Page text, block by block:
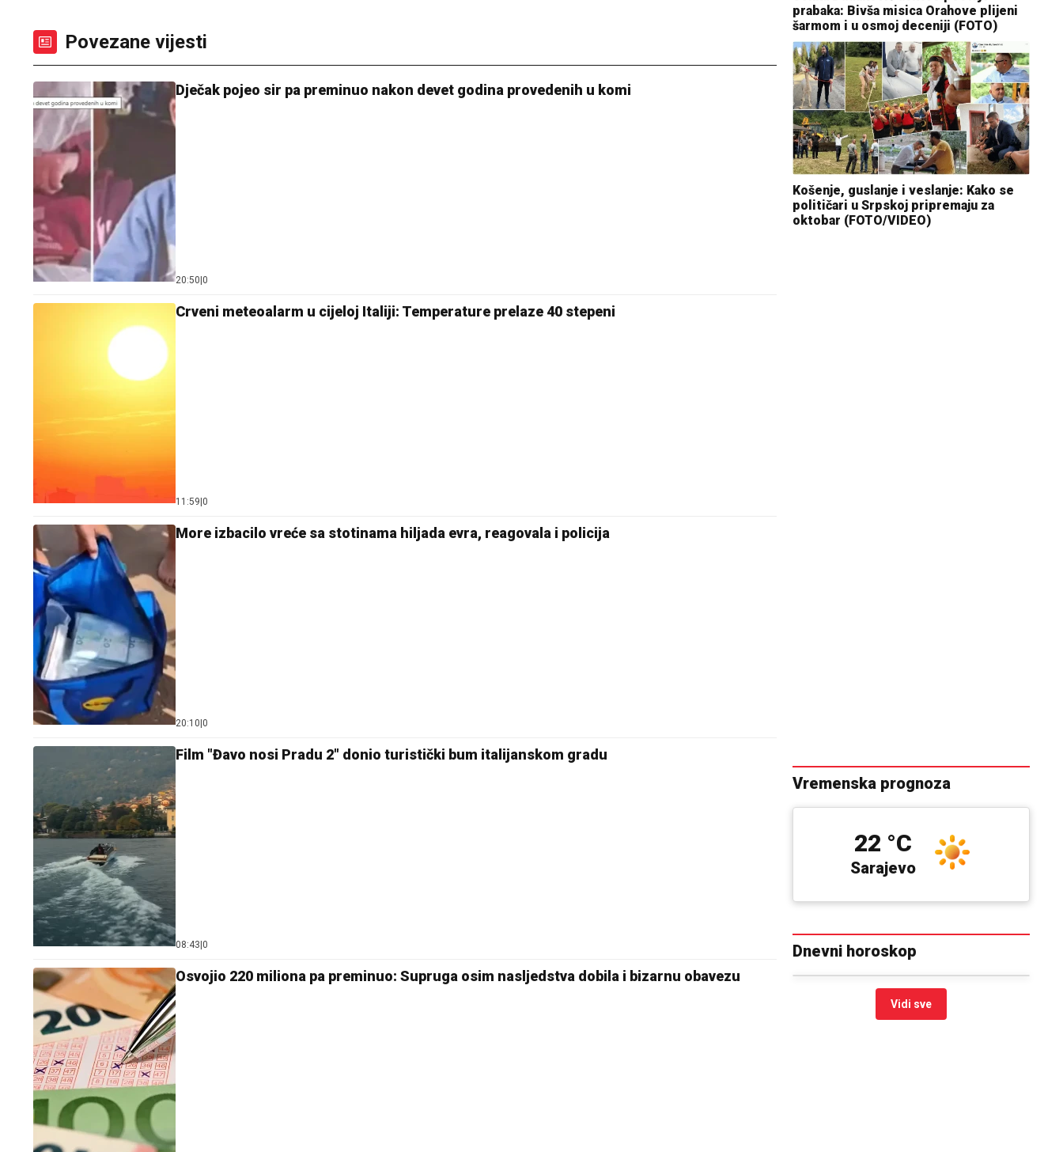
Povezane vijesti
Dječak pojeo sir pa preminuo nakon devet godina provedenih u komi
20:50 0
Crveni meteoalarm u cijeloj Italiji: Temperature prelaze 40 stepeni
11:59 0
More izbacilo vreće sa stotinama hiljada evra, reagovala i policija
20:10 0
Film "Đavo nosi Pradu 2" donio turistički bum italijanskom gradu
08:43 0
Osvojio 220 miliona pa preminuo: Supruga osim nasljedstva dobila i bizarnu obavezu
prabaka: Bivša misica Orahove plijeni
šarmom i u osmoj deceniji (FOTO)
Košenje, guslanje i veslanje: Kako se
političari u Srpskoj pripremaju za
oktobar (FOTO/VIDEO)
Vremenska prognoza
Sarajevo
22 °C
Dnevni horoskop
Vidi sve